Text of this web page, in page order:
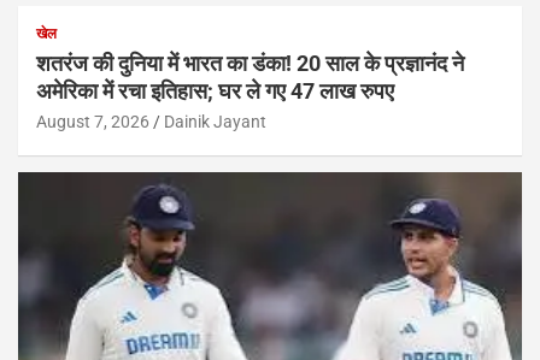
खेल
शतरंज की दुनिया में भारत का डंका! 20 साल के प्रज्ञानंद ने
अमेरिका में रचा इतिहास; घर ले गए 47 लाख रुपए
August 7, 2026 Dainik Jayant